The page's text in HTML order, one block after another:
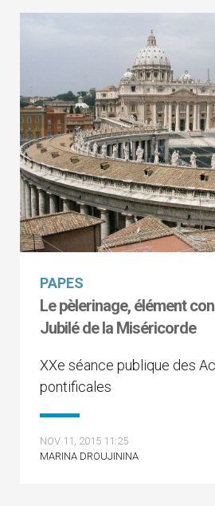
PAPES
Le pèlerinage, élément
Jubilé de la Miséricorde
XXe séance publique des
pontificales
NOV 11, 2015 11:25
MARINA DROUJININA